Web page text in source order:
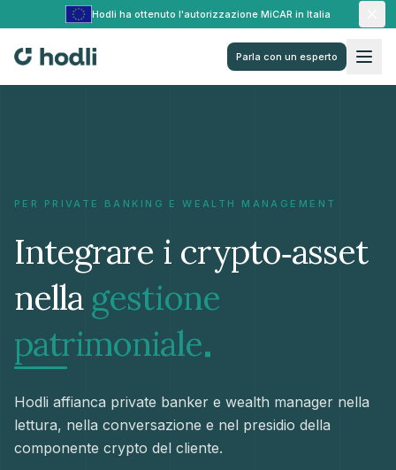
Hodli ha ottenuto l'autorizzazione MiCAR in Italia
Parla con un esperto
PER PRIVATE BANKING E WEALTH MANAGEMENT
Integrare i crypto‑asset
nella gestione
patrimoniale.
Hodli affianca private banker e wealth manager nella
lettura, nella conversazione e nel presidio della
componente crypto del cliente.